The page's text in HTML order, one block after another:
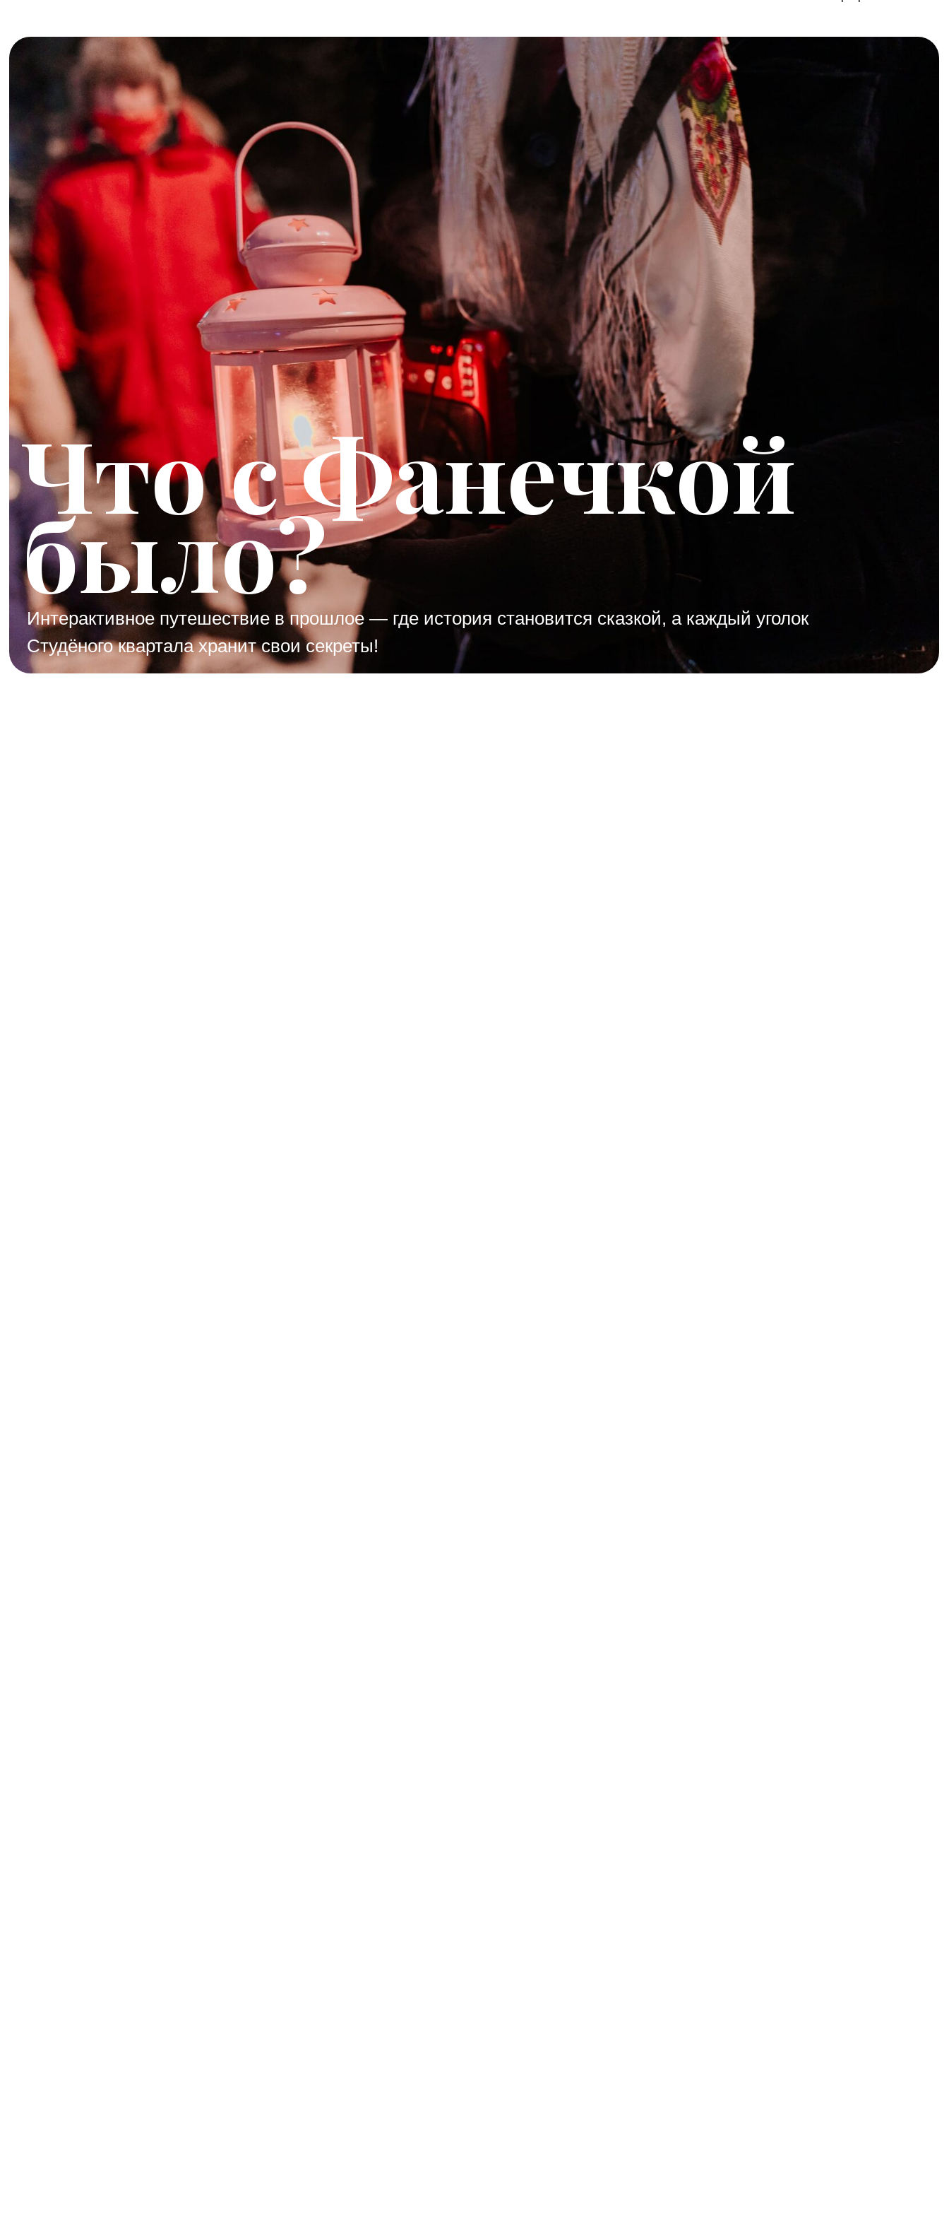
Интерактивное путешествие в прошлое — где история становится сказкой, а каждый уголок
Студёного квартала хранит свои секреты!
Что с Фанечкой
было?
Заполните, пожалуйста, форму.
ОТПРАВИТЬ ДАННЫЕ
Нажимая на кнопку, вы соглашаетесь с политикой конфиденциальности